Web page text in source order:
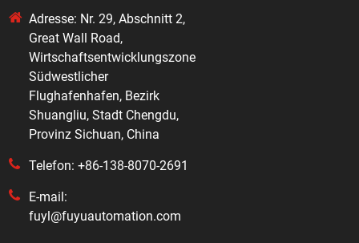
Adresse: Nr. 29, Abschnitt 2,
Great Wall Road,
Wirtschaftsentwicklungszone
Südwestlicher
Flughafenhafen, Bezirk
Shuangliu, Stadt Chengdu,
Provinz Sichuan, China
Telefon: +86-138-8070-2691
E-mail:
fuyl@fuyuautomation.com